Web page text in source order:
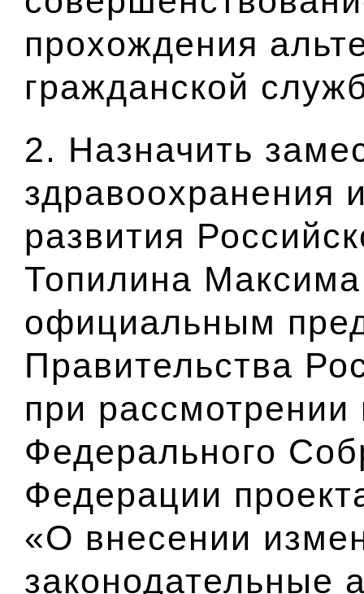
прохождения
гражданской
2. Назначить
здравоохранения
развития
Топилина
официальным
Правительства
при рассмотрении
Федерального
Федерации
«О внесении
законодательные